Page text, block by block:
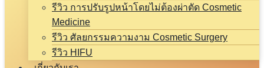
รีวิว การปรับรูปหน้าโดยไม่ต้องผ่าตัด Cosmetic
Medicine
รีวิว ศัลยกรรมความงาม Cosmetic Surgery
รีวิว HIFU